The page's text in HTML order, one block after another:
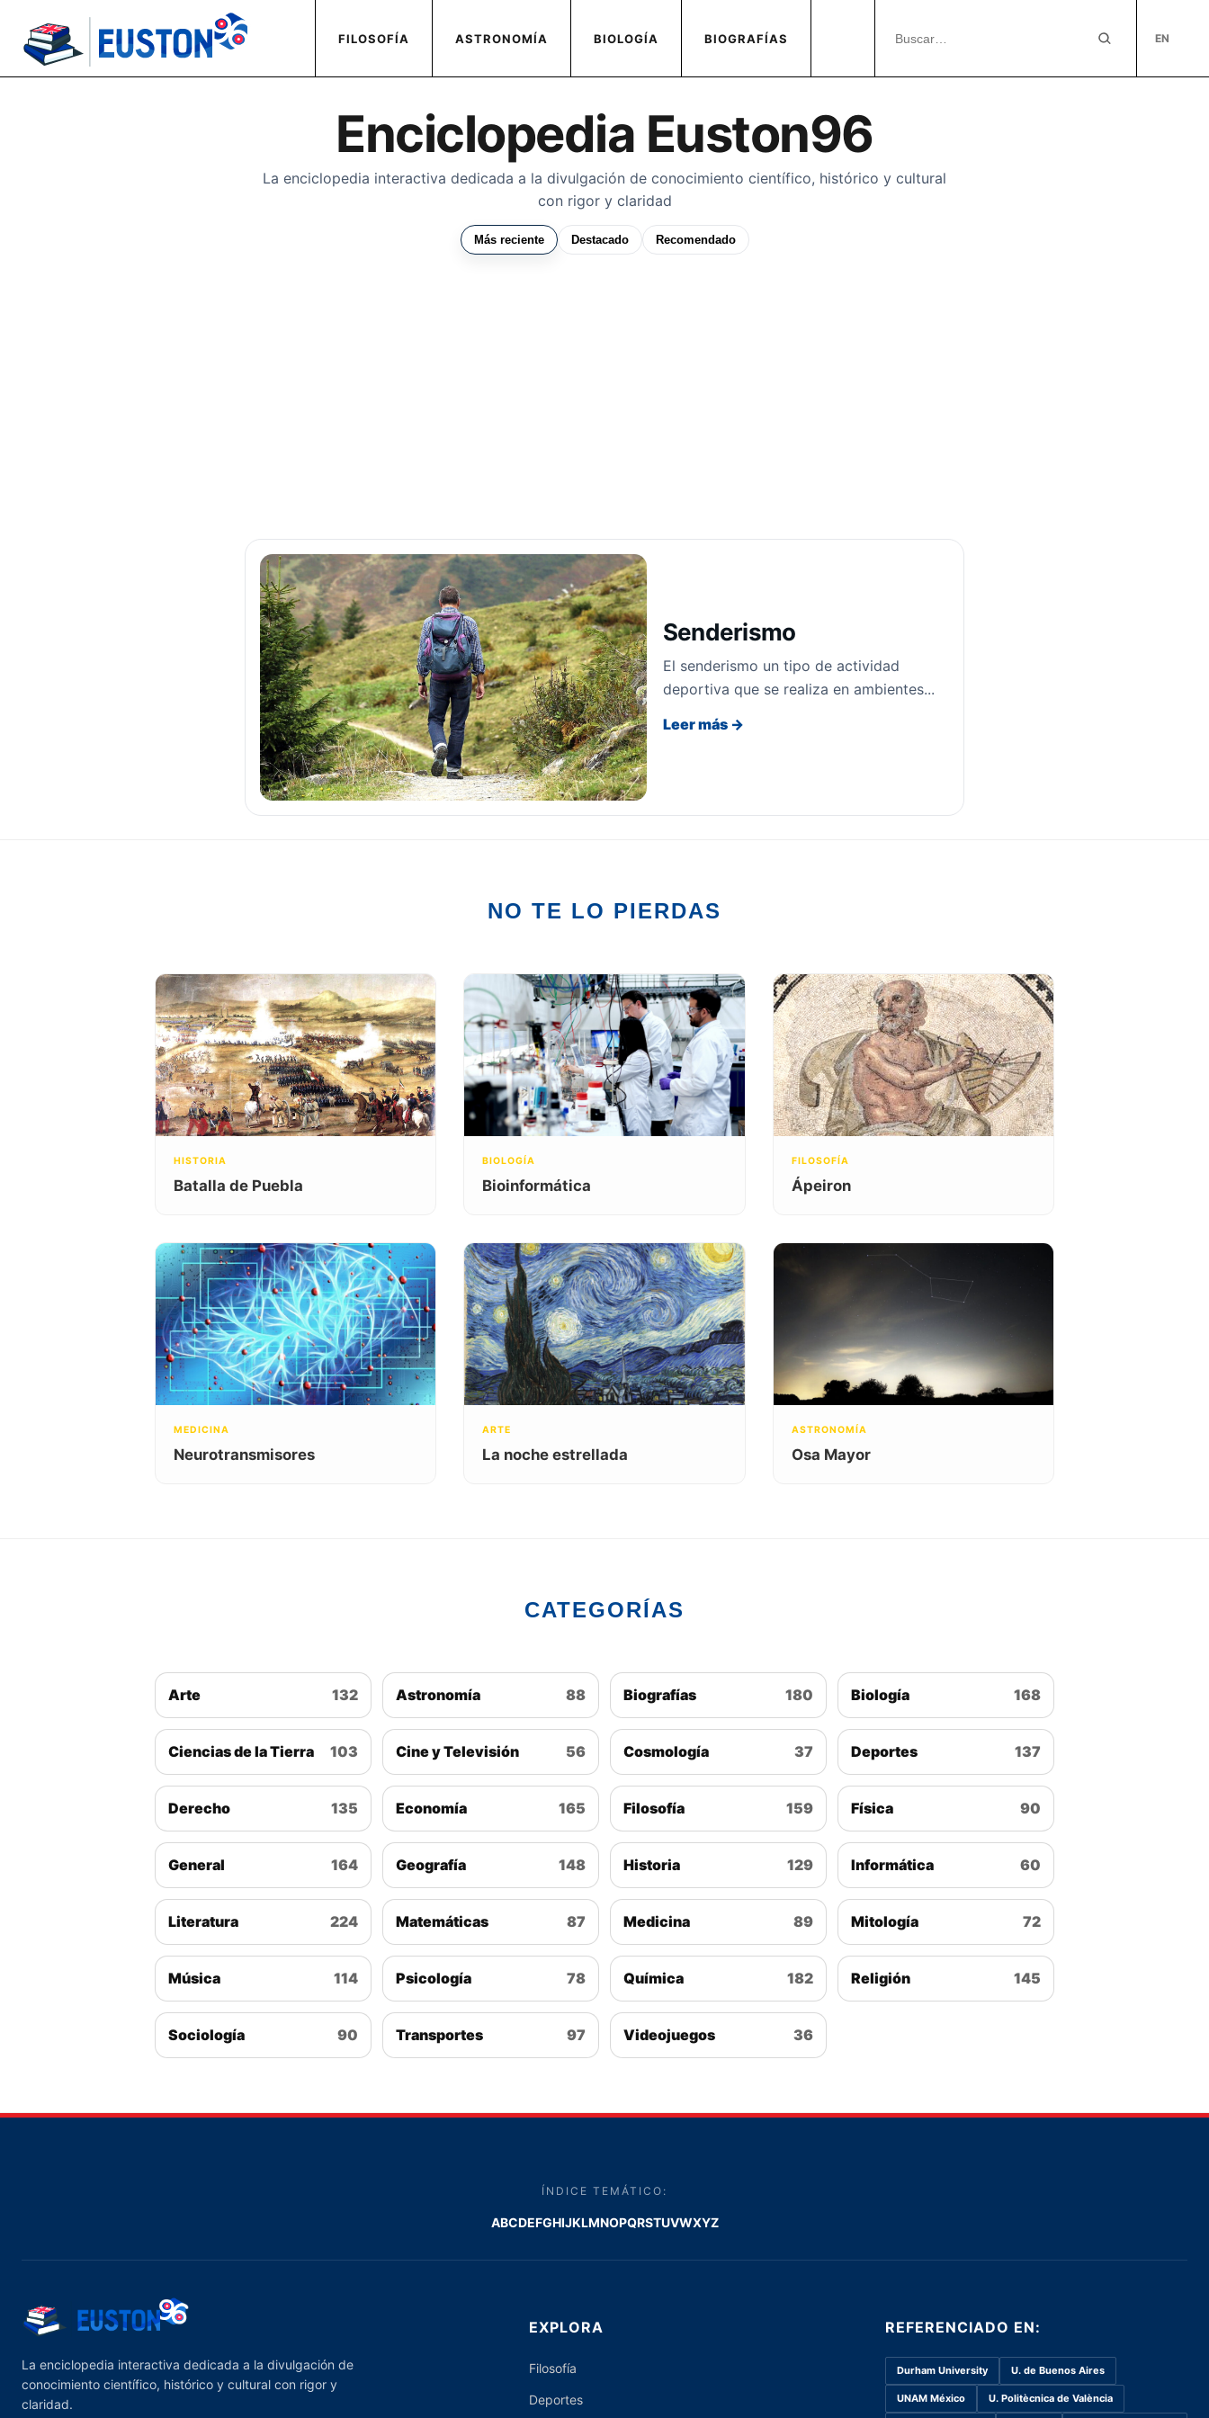
FILOSOFÍA ASTRONOMÍA BIOLOGÍA BIOGRAFÍAS EN
Enciclopedia Euston96
La enciclopedia interactiva dedicada a la divulgación de conocimiento científico, histórico y cultural
con rigor y claridad
Más reciente Destacado Recomendado
Senderismo
El senderismo un tipo de actividad
deportiva que se realiza en ambientes...
Leer más →
NO TE LO PIERDAS
HISTORIA
Batalla de Puebla
BIOLOGÍA
Bioinformática
FILOSOFÍA
Ápeiron
MEDICINA
Neurotransmisores
ARTE
La noche estrellada
ASTRONOMÍA
Osa Mayor
CATEGORÍAS
Arte 132 Astronomía 88 Biografías 180 Biología 168
Ciencias de la Tierra 103 Cine y Televisión 56 Cosmología 37 Deportes 137
Derecho 135 Economía 165 Filosofía 159 Física 90
General 164 Geografía 148 Historia 129 Informática 60
Literatura 224 Matemáticas 87 Medicina 89 Mitología 72
Música 114 Psicología 78 Química 182 Religión 145
Sociología 90 Transportes 97 Videojuegos 36
ÍNDICE TEMÁTICO:
ABCDEFGHIJKLMNOPQRSTUVWXYZ
La enciclopedia interactiva dedicada a la divulgación de
conocimiento científico, histórico y cultural con rigor y
claridad.
EXPLORA
Filosofía
Deportes
REFERENCIADO EN:
Durham University U. de Buenos Aires
UNAM México U. Politècnica de València